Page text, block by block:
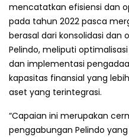
mencatatkan efisiensi dan
pada tahun 2022 pasca
berasal dari konsolidasi dan
Pelindo, meliputi
dan implementasi
kapasitas finansial yang
aset yang terintegrasi.
“Capaian ini merupakan
penggabungan Pelindo